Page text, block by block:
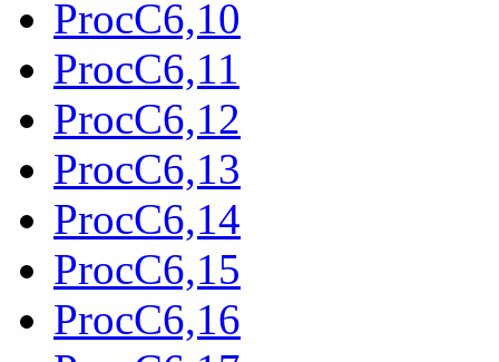
ProcC6,10
ProcC6,11
ProcC6,12
ProcC6,13
ProcC6,14
ProcC6,15
ProcC6,16